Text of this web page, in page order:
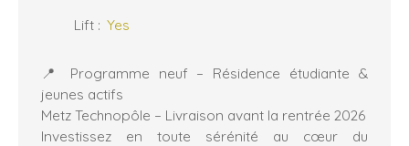
Lift : Yes
📍 Programme neuf – Résidence étudiante &
jeunes actifs
Metz Technopôle – Livraison avant la rentrée 2026
Investissez en toute sérénité au cœur du